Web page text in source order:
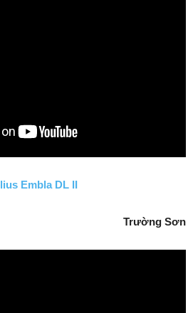
Embla DL II
Trường Sơn